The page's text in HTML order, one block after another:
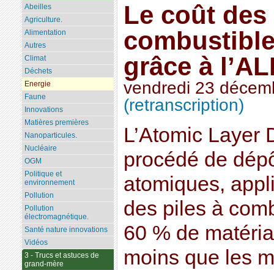
Le coût
grâce à
vendredi 23
(retranscription)
L’Atomic Layer
procédé de
atomiques,
des piles à
60 % de
moins que les
Abeilles
Agriculture.
Alimentation
Autres
Climat
Déchets
Energie
Faune
Innovations
Matières premières
Nanoparticules.
Nucléaire
OGM
Politique et
environnement
Pollution
Pollution
électromagnétique.
Santé nature innovations
Vidéos
3 - Trucs et astuces de
grand-mère